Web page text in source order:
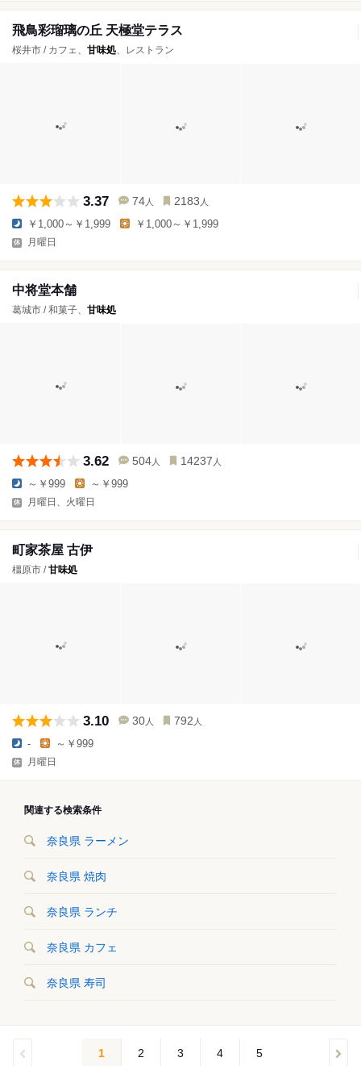
飛鳥彩瑠璃の丘 天極堂テラス
桜井市 / カフェ、 甘味処、レストラン
3.37 74 人 2183 人
￥1,000～￥1,999 ￥1,000～￥1,999
月曜日
中将堂本舗
葛城市 / 和菓子、 甘味処
3.62 504 人 14237 人
～￥999 ～￥999
月曜日、火曜日
町家茶屋 古伊
橿原市 /甘味処
3.10 30 人 792 人
- ～￥999
月曜日
関連する検索条件
奈良県 ラーメン
奈良県 焼肉
奈良県 ランチ
奈良県 カフェ
奈良県 寿司
1 2 3 4 5